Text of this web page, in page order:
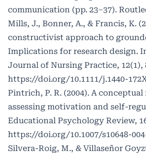
communication (pp. 23–37).
Mills, J., Bonner, A., & Francis, K.
constructivist approach to
Implications for research design.
Journal of Nursing Practice, 12(1),
https://doi.org/10.1111/j.1440-
Pintrich, P. R. (2004). A
assessing motivation and self-
Educational Psychology Review,
https://doi.org/10.1007/s10648-
Silvera-Roig, M., & Villaseñor